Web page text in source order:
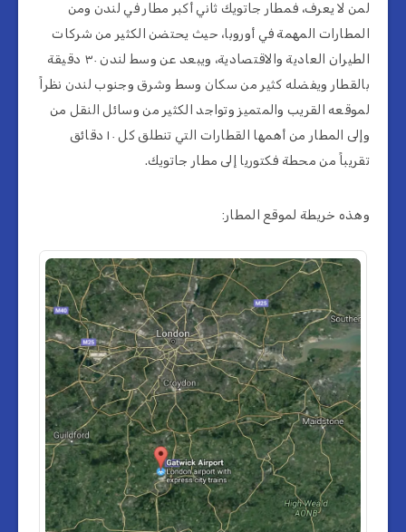
لمن لا يعرف، فمطار جاتويك ثاني أكبر مطار في لندن ومن
المطارات المهمة في أوروبا، حيث يحتضن الكثير من شركات
الطيران العادية والاقتصادية، ويبعد عن وسط لندن ٣٠ دقيقة
بالقطار ويفضله كثير من سكان وسط وشرق وجنوب لندن نظراً
لموقعه القريب والمتميز وتواجد الكثير من وسائل النقل من
وإلى المطار من أهمها القطارات التي تنطلق كل ١٠ دقائق
تقريباً من محطة فكتوريا إلى مطار جاتويك.
وهذه خريطة لموقع المطار: